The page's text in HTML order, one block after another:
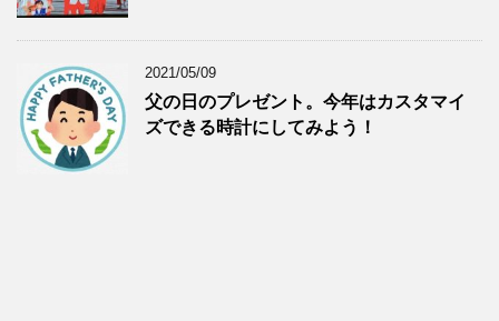
2021/05/09
父の日のプレゼント。今年はカスタマイ
ズできる時計にしてみよう！